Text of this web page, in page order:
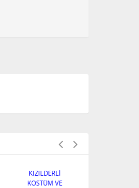
KIZILDERLİ
KOSTÜM VE